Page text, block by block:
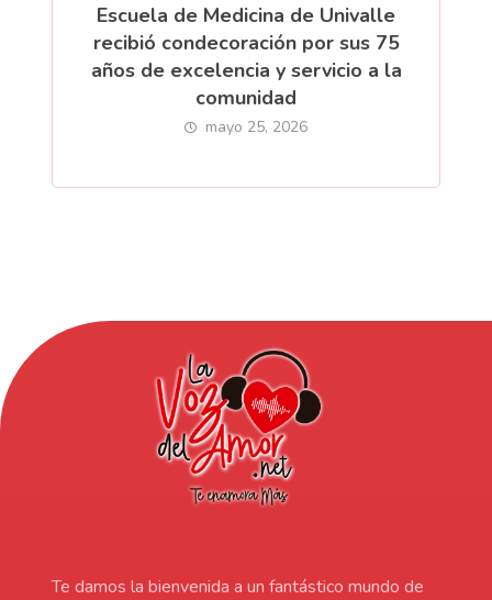
Escuela de Medicina de Univalle
recibió condecoración por sus 75
años de excelencia y servicio a la
comunidad
mayo 25, 2026
Te damos la bienvenida a un fantástico mundo de